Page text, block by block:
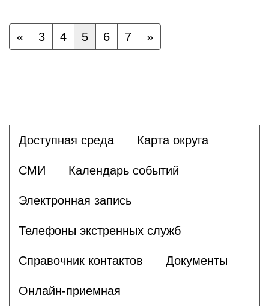
« 3 4 5 6 7 »
Доступная среда Карта округа
СМИ Календарь событий
Электронная запись
Телефоны экстренных служб
Справочник контактов Документы
Онлайн-приемная